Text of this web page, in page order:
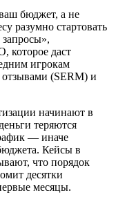
бюджет, а не
разумно стартовать
запросы»,
которое даст
игрокам
отзывами (SERM) и
начинают в
теряются
— иначе
Кейсы в
что порядок
десятки
месяцы.